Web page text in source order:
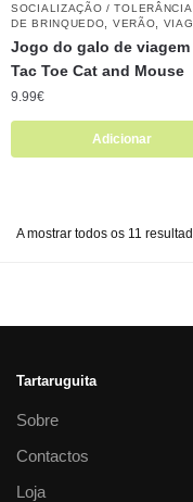
SOCIALIZAÇÃO / TOLERÂNCIA
DE BRINQUEDO
VERÃO
Jogo do galo de viagem
Tac Toe Cat and Mouse
9.99€
Adicionar
A mostrar todos os 11
Tartaruguita
Sobre
Contactos
Loja